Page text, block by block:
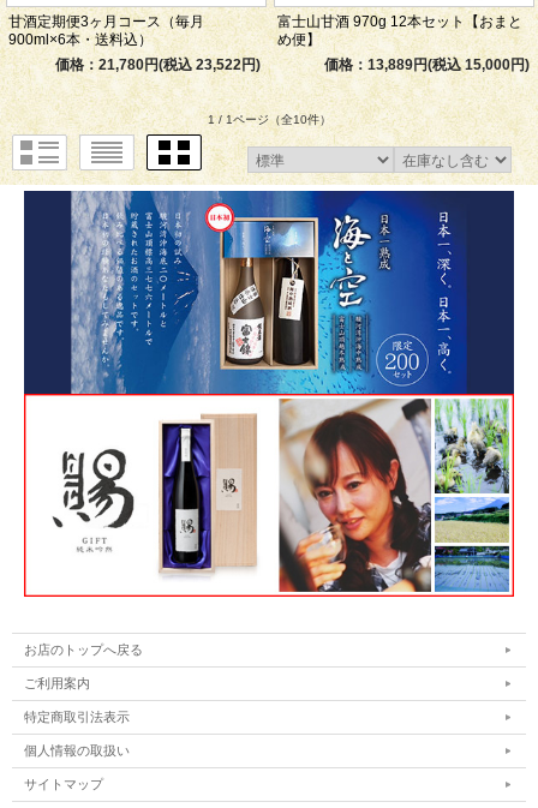
甘酒定期便3ヶ月コース（毎月
900ml×6本・送料込）
価格：21,780円(税込 23,522円)
富士山甘酒 970g 12本セット【おまと
め便】
価格：13,889円(税込 15,000円)
1 / 1ページ （全10件）
お店のトップへ戻る
ご利用案内
特定商取引法表示
個人情報の取扱い
サイトマップ